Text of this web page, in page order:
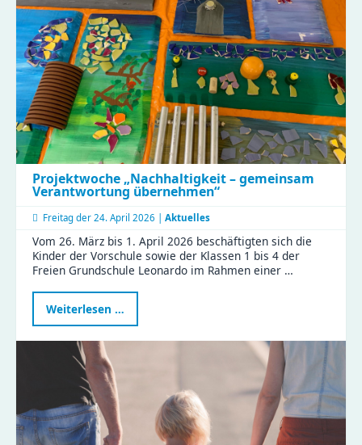
Sicht“
Projektwoche „Nachhaltigkeit – gemeinsam
Verantwortung übernehmen“
Freitag der 24. April 2026 | Aktuelles
Vom 26. März bis 1. April 2026 beschäftigten sich die
Kinder der Vorschule sowie der Klassen 1 bis 4 der
Freien Grundschule Leonardo im Rahmen einer …
Weiterlesen …
„Nachhaltigkeit
–